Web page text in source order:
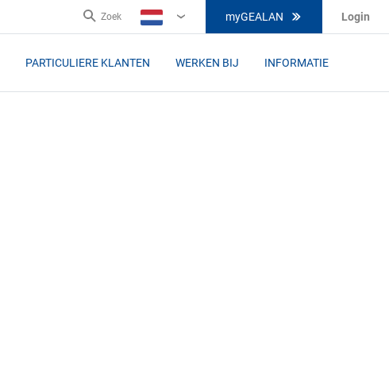
Zoek
NL
myGEALAN Login
PARTICULIERE KLANTEN WERKEN BIJ INFORMATIE